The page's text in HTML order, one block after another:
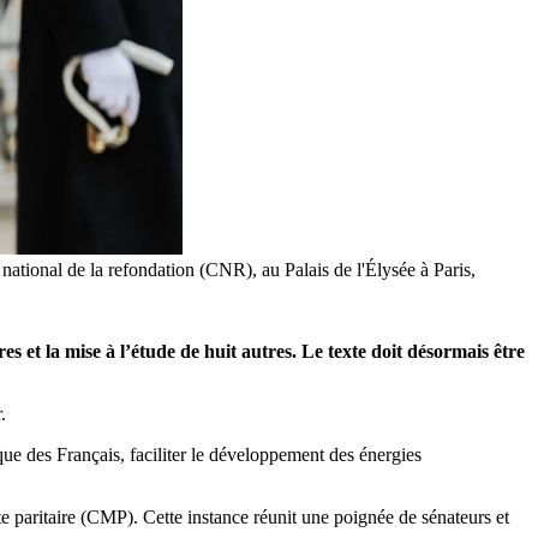
de la refondation (CNR), au Palais de l'Élysée à Paris,
et la mise à l’étude de huit autres. Le texte doit désormais être
des Français, faciliter le développement des énergies
(CMP). Cette instance réunit une poignée de sénateurs et